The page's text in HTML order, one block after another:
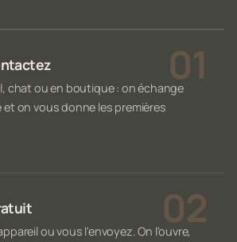
chat ou en boutique : on échange
on vous donne les premières
ou vous l'envoyez. On l'ouvre,